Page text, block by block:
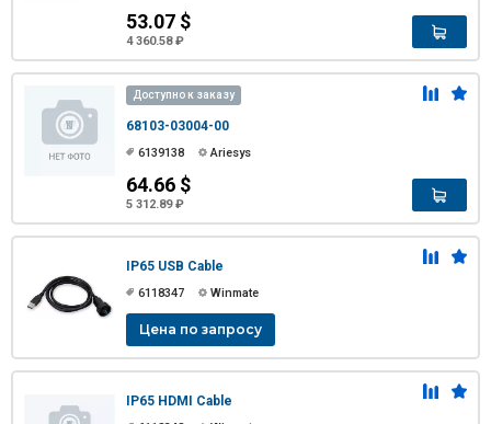
53.07 $
4 360.58 ₽
Доступно к заказу
68103-03004-00
6139138 Ariesys
64.66 $
5 312.89 ₽
IP65 USB Cable
6118347 Winmate
Цена по запросу
IP65 HDMI Cable